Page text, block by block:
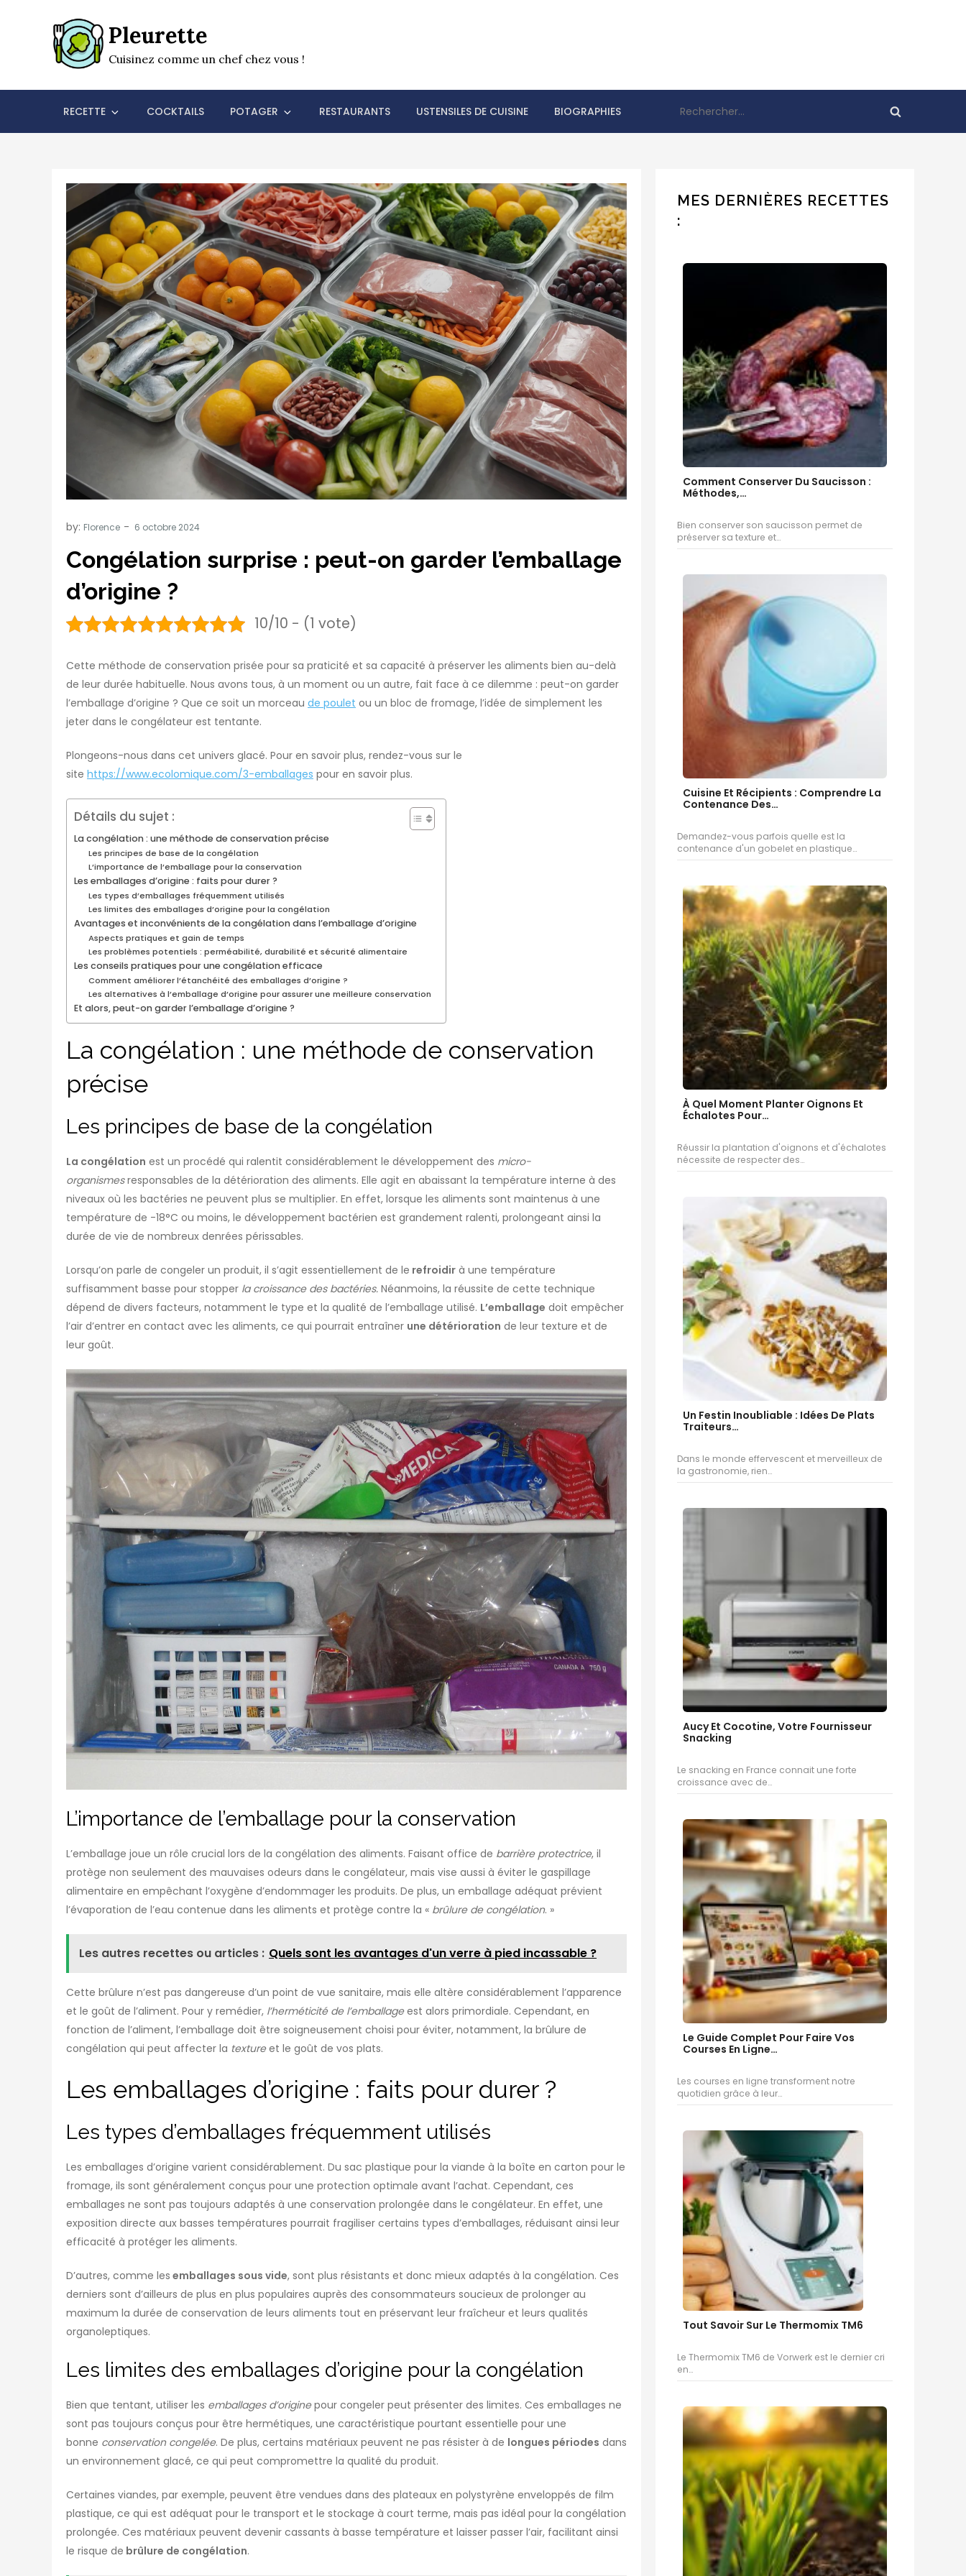
Pleurette
Cuisinez comme un chef chez vous !
RECETTE COCKTAILS POTAGER RESTAURANTS USTENSILES DE CUISINE BIOGRAPHIES
by: Florence
Congélation surprise : peut-on garder l’emballage
d’origine ?
10/10 - (1 vote)
Cette méthode de conservation prisée pour sa praticité et sa capacité à préserver les aliments bien au-delà
de leur durée habituelle. Nous avons tous, à un moment ou un autre, fait face à ce dilemme : peut-on garder
l’emballage d’origine ? Que ce soit un morceau de poulet ou un bloc de fromage, l’idée de simplement les
jeter dans le congélateur est tentante.
Plongeons-nous dans cet univers glacé. Pour en savoir plus, rendez-vous sur le
site https://www.ecolomique.com/3-emballages pour en savoir plus.
Détails du sujet :
La congélation : une méthode de conservation précise
Les principes de base de la congélation
L’importance de l’emballage pour la conservation
Les emballages d’origine : faits pour durer ?
Les types d’emballages fréquemment utilisés
Les limites des emballages d’origine pour la congélation
Avantages et inconvénients de la congélation dans l’emballage d’origine
Aspects pratiques et gain de temps
Les problèmes potentiels : perméabilité, durabilité et sécurité alimentaire
Les conseils pratiques pour une congélation efficace
Comment améliorer l’étanchéité des emballages d’origine ?
Les alternatives à l’emballage d’origine pour assurer une meilleure conservation
Et alors, peut-on garder l’emballage d’origine ?
La congélation : une méthode de conservation
précise
Les principes de base de la congélation
La congélation est un procédé qui ralentit considérablement le développement des micro-
organismesresponsables de la détérioration des aliments. Elle agit en abaissant la température interne à des
niveaux où les bactéries ne peuvent plus se multiplier. En effet, lorsque les aliments sont maintenus à une
température de -18°C ou moins, le développement bactérien est grandement ralenti, prolongeant ainsi la
durée de vie de nombreux denrées périssables.
Lorsqu’on parle de congeler un produit, il s’agit essentiellement de le refroidir à une température
suffisamment basse pour stopper la croissance des bactéries. Néanmoins, la réussite de cette technique
dépend de divers facteurs, notamment le type et la qualité de l’emballage utilisé. L’emballage doit empêcher
l’air d’entrer en contact avec les aliments, ce qui pourrait entraîner une détérioration de leur texture et de
leur goût.
L’importance de l’emballage pour la conservation
L’emballage joue un rôle crucial lors de la congélation des aliments. Faisant office de barrière protectrice, il
protège non seulement des mauvaises odeurs dans le congélateur, mais vise aussi à éviter le gaspillage
alimentaire en empêchant l’oxygène d’endommager les produits. De plus, un emballage adéquat prévient
l’évaporation de l’eau contenue dans les aliments et protège contre la « brûlure de congélation. »
Les autres recettes ou articles : Quels sont les avantages d'un verre à pied incassable ?
Cette brûlure n’est pas dangereuse d’un point de vue sanitaire, mais elle altère considérablement l’apparence
et le goût de l’aliment. Pour y remédier, l’herméticité de l’emballageest alors primordiale. Cependant, en
fonction de l’aliment, l’emballage doit être soigneusement choisi pour éviter, notamment, la brûlure de
congélation qui peut affecter la textureet le goût de vos plats.
Les emballages d’origine : faits pour durer ?
Les types d’emballages fréquemment utilisés
Les emballages d’origine varient considérablement. Du sac plastique pour la viande à la boîte en carton pour le
fromage, ils sont généralement conçus pour une protection optimale avant l’achat. Cependant, ces
emballages ne sont pas toujours adaptés à une conservation prolongée dans le congélateur. En effet, une
exposition directe aux basses températures pourrait fragiliser certains types d’emballages, réduisant ainsi leur
efficacité à protéger les aliments.
D’autres, comme les emballages sous vide, sont plus résistants et donc mieux adaptés à la congélation. Ces
derniers sont d’ailleurs de plus en plus populaires auprès des consommateurs soucieux de prolonger au
maximum la durée de conservation de leurs aliments tout en préservant leur fraîcheur et leurs qualités
organoleptiques.
Les limites des emballages d’origine pour la congélation
Bien que tentant, utiliser les emballages d’originepour congeler peut présenter des limites. Ces emballages ne
sont pas toujours conçus pour être hermétiques, une caractéristique pourtant essentielle pour une
bonne conservation congelée. De plus, certains matériaux peuvent ne pas résister à de longues périodes dans
un environnement glacé, ce qui peut compromettre la qualité du produit.
Certaines viandes, par exemple, peuvent être vendues dans des plateaux en polystyrène enveloppés de film
plastique, ce qui est adéquat pour le transport et le stockage à court terme, mais pas idéal pour la congélation
prolongée. Ces matériaux peuvent devenir cassants à basse température et laisser passer l’air, facilitant ainsi
le risque de brûlure de congélation.
MES DERNIÈRES RECETTES
:
Comment Conserver Du Saucisson :
Méthodes,…
Bien conserver son saucisson permet de
préserver sa texture et…
Cuisine Et Récipients : Comprendre La
Contenance Des…
Demandez-vous parfois quelle est la
contenance d'un gobelet en plastique…
À Quel Moment Planter Oignons Et
Échalotes Pour…
Réussir la plantation d'oignons et d'échalotes
nécessite de respecter des…
Un Festin Inoubliable : Idées De Plats
Traiteurs…
Dans le monde effervescent et merveilleux de
la gastronomie, rien…
Aucy Et Cocotine, Votre Fournisseur
Snacking
Le snacking en France connait une forte
croissance avec de…
Le Guide Complet Pour Faire Vos
Courses En Ligne…
Les courses en ligne transforment notre
quotidien grâce à leur…
Tout Savoir Sur Le Thermomix TM6
Le Thermomix TM6 de Vorwerk est le dernier cri
en…